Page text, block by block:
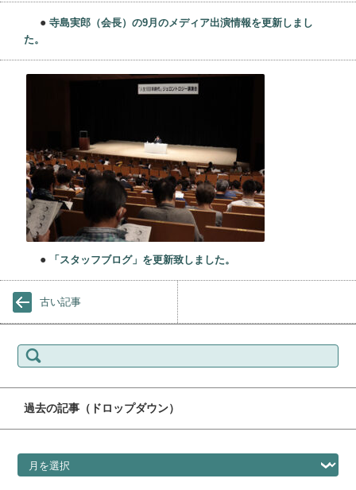
● 寺島実郎（会長）の9月のメディア出演情報を更新しまし
た。
● 「スタッフブログ」を更新致しました。
古い記事
検索:
過去の記事（ドロップダウン）